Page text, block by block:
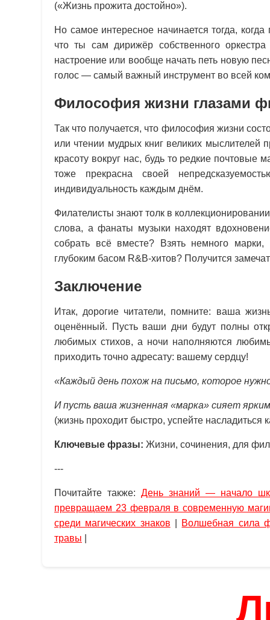
(«Жизнь прожита достойно»).
Но самое интересное начинается тогда,
что ты сам дирижёр собственного
настроение или вообще начать петь новую
голос — самый важный инструмент во всей
Философия жизни глазами
Так что получается, что философия жизни
или чтении мудрых книг великих мыслителей
красоту вокруг нас, будь то редкие
тоже прекрасна своей
индивидуальность каждым днём.
Филателисты знают толк в
слова, а фанаты музыки находят
собрать всё вместе? Взять немного
глубоким басом R&B-хитов? Получится
Заключение
Итак, дорогие читатели, помните: ваша
оценённый. Пусть ваши дни будут полны
любимых стихов, а ночи наполняются
приходить точно адресату: вашему сердцу!
«Каждый день похож на письмо, которое
И пусть ваша жизненная «марка» сияет
(жизнь проходит быстро, успейте насладиться
Ключевые фразы: Жизни, сочинения, для
---
Почитайте также:День знаний — начало
превращаем 23 февраля в современную
среди магических знаков
Волшебная сила
травы